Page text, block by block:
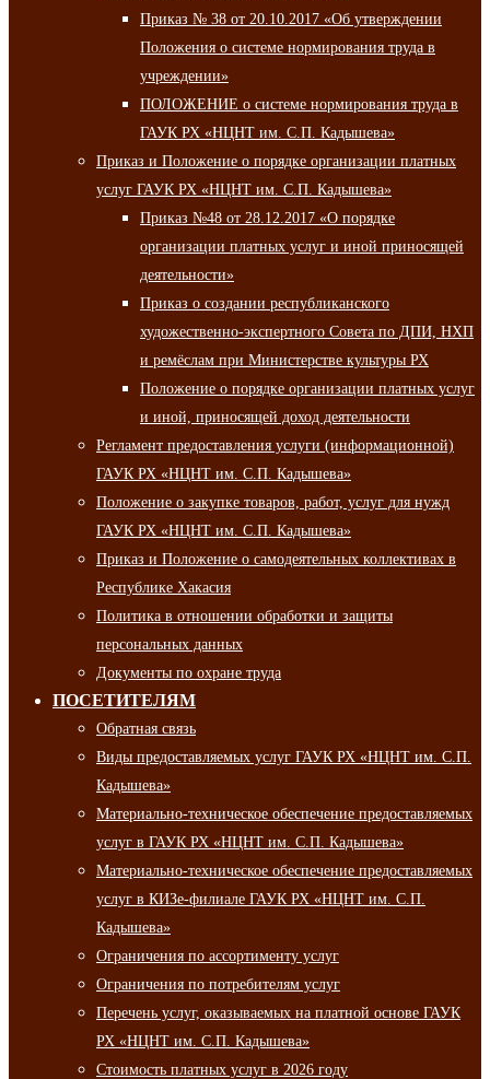
Приказ № 38 от 20.10.2017 «Об утверждении
Положения о системе нормирования труда в
учреждении»
ПОЛОЖЕНИЕ о системе нормирования труда в
ГАУК РХ «НЦНТ им. С.П. Кадышева»
Приказ и Положение о порядке организации платных
услуг ГАУК РХ «НЦНТ им. С.П. Кадышева»
Приказ №48 от 28.12.2017 «О порядке
организации платных услуг и иной приносящей
деятельности»
Приказ о создании республиканского
художественно-экспертного Совета по ДПИ, НХП
и ремёслам при Министерстве культуры РХ
Положение о порядке организации платных услуг
и иной, приносящей доход деятельности
Регламент предоставления услуги (информационной)
ГАУК РХ «НЦНТ им. С.П. Кадышева»
Положение о закупке товаров, работ, услуг для нужд
ГАУК РХ «НЦНТ им. С.П. Кадышева»
Приказ и Положение о самодеятельных коллективах в
Республике Хакасия
Политика в отношении обработки и защиты
персональных данных
Документы по охране труда
ПОСЕТИТЕЛЯМ
Обратная связь
Виды предоставляемых услуг ГАУК РХ «НЦНТ им. С.П.
Кадышева»
Материально-техническое обеспечение предоставляемых
услуг в ГАУК РХ «НЦНТ им. С.П. Кадышева»
Материально-техническое обеспечение предоставляемых
услуг в КИЗе-филиале ГАУК РХ «НЦНТ им. С.П.
Кадышева»
Ограничения по ассортименту услуг
Ограничения по потребителям услуг
Перечень услуг, оказываемых на платной основе ГАУК
РХ «НЦНТ им. С.П. Кадышева»
Стоимость платных услуг в 2026 году